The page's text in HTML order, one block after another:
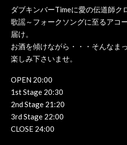
ダブキンバーTimeに愛の伝道師ク
歌謡～フォークソングに至るアコ
届け。
お酒を傾けながら・・・そんなま
楽しみ下さいませ。
OPEN 20:00
1st Stage 20:30
2nd Stage 21:20
3rd Stage 22:00
CLOSE 24:00